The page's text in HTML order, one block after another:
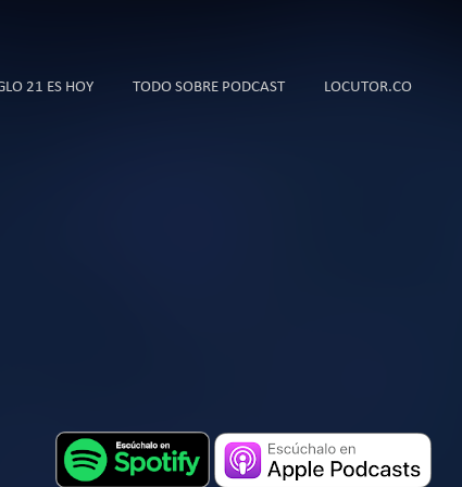
21 ES HOY TODO SOBRE PODCAST LOCUTOR.CO